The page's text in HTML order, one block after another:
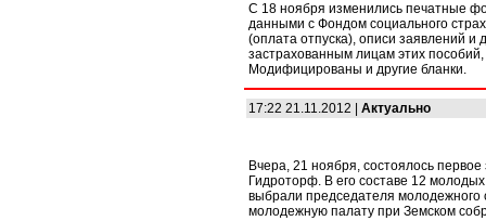
С 18 ноября изменились печатные
данными с Фондом социального
(оплата отпуска), описи заявлений
застрахованным лицам этих
Модифицированы и другие бланки.
17:22 21.11.2012 | Актуально
Вчера, 21 ноября, состоялось
Гидроторф. В его составе 12
выбрали председателя молодежного
молодежную палату при Земском